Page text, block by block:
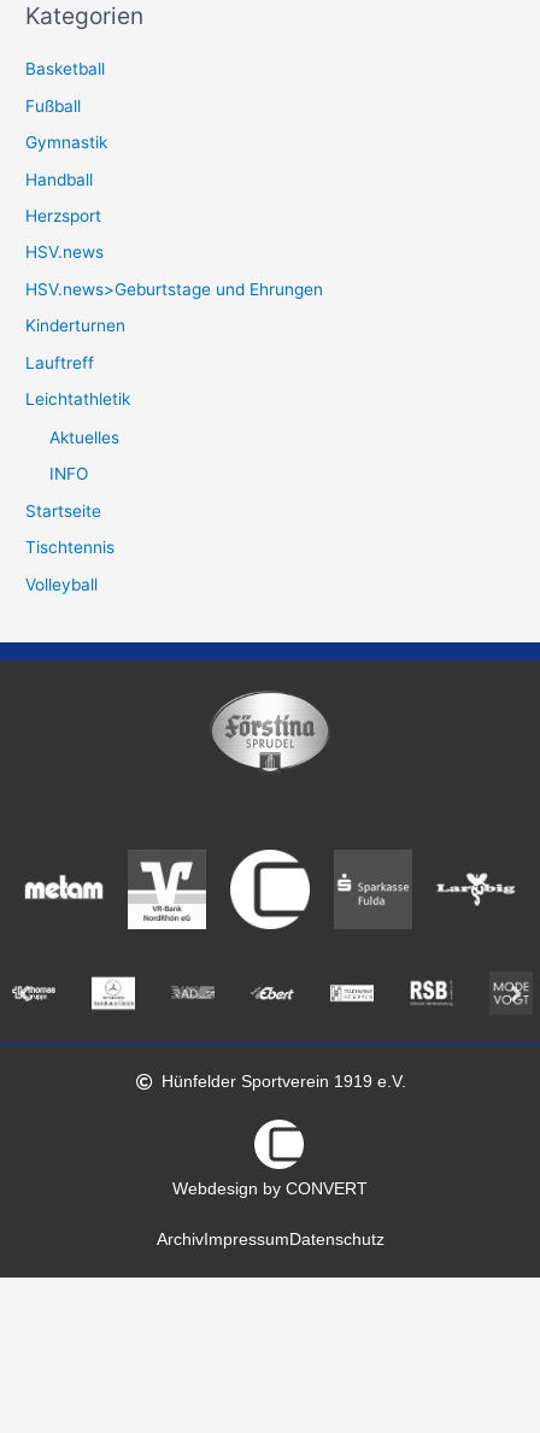
Kategorien
Basketball
Fußball
Gymnastik
Handball
Herzsport
HSV.news
HSV.news>Geburtstage und Ehrungen
Kinderturnen
Lauftreff
Leichtathletik
Aktuelles
INFO
Startseite
Tischtennis
Volleyball
Hünfelder Sportverein 1919 e.V.
Webdesign by CONVERT
ArchivImpressum Datenschutz